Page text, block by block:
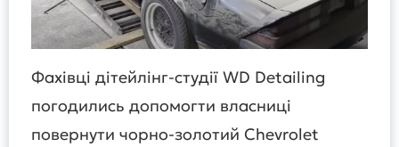
Фахівці дітейлінг-студії WD Detailing
погодились допомогти власниці
повернути чорно-золотий Chevrolet